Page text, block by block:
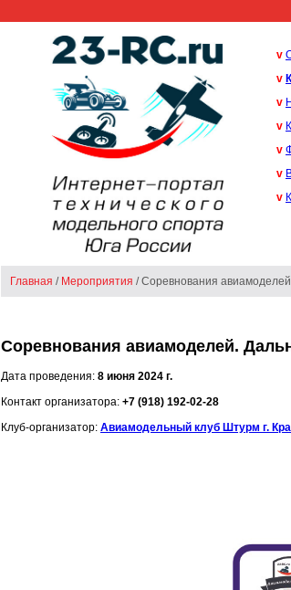
v
v
v
v
v
v
v
Главная / Мероприятия / Соревнования
Соревнования авиамоделей.
Дата проведения: 8 июня 2024 г.
Контакт организатора: +7 (918) 192-02-28
Клуб-организатор: Авиамодельный клуб Штурм г.